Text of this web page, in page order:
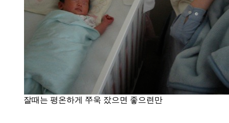
잘때는 평온하게 쭈욱 잤으면 좋으련만